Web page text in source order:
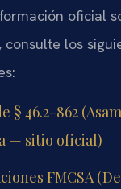
oficial
consulte los
§ 46.2-862
— sitio oficial)
FMCSA